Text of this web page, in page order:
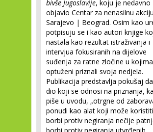
bivše Jugoslavije, koju je nedavno
objavio Centar za nenasilnu akciju
Sarajevo | Beograd. Osim kao
potpisuju se i kao autori knjige
nastala kao rezultat istraživanja i
intervjua fokusiranih na dijelove
suđenja za ratne zločine u
optuženi priznali svoja nedjela.
Publikacija predstavlja pokušaj
dio koji se odnosi na priznanja,
piše u uvodu, „otrgne od
ponudi kao alat koji može
borbi protiv negiranja nečije